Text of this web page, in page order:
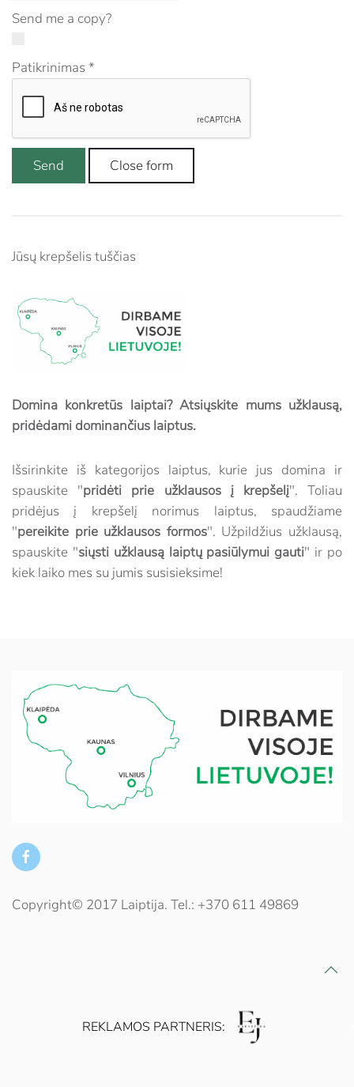
Send me a copy?
Patikrinimas*
Send Close form
Jūsų krepšelis tuščias
Domina konkretūs laiptai? Atsiųskite mums užklausą,
pridėdami dominančius laiptus.
Išsirinkite iš kategorijos laiptus, kurie jus domina ir
spauskite "pridėti prie užklausos į krepšelį". Toliau
pridėjus į krepšelį norimus laiptus, spaudžiame
"pereikite prie užklausos formos". Užpildžius užklausą,
spauskite "siųsti užklausą laiptų pasiūlymui gauti" ir po
kiek laiko mes su jumis susisieksime!
Copyright© 2017 Laiptija. Tel.: +370 611 49869
REKLAMOS PARTNERIS: